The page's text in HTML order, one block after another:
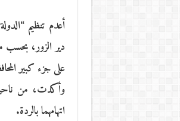
أعدم تنظيم
دير الزور، بحسب
على جزء كبير
وأكدت، من
اتهامهما بالردة.